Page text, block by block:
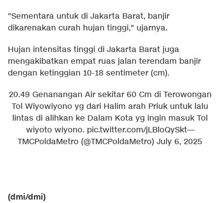
"Sementara untuk di Jakarta Barat, banjir
dikarenakan curah hujan tinggi," ujarnya.
Hujan intensitas tinggi di Jakarta Barat juga
mengakibatkan empat ruas jalan terendam banjir
dengan ketinggian 10-18 sentimeter (cm).
20.49 Genanangan Air sekitar 60 Cm di Terowongan
Tol Wiyowiyono yg dari Halim arah Priuk untuk lalu
lintas di alihkan ke Dalam Kota yg ingin masuk Tol
wiyoto wiyono. pic.twitter.com/jLBloQySkt—
TMCPoldaMetro (@TMCPoldaMetro) July 6, 2025
(dmi/dmi)